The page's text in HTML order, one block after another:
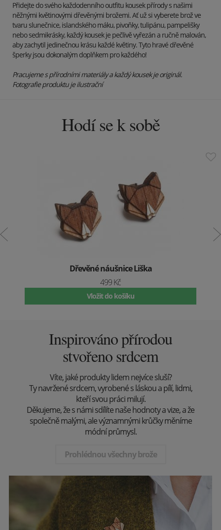
Přidejte do svého každodenního outfitu kousek přírody s našimi
něžnými květinovými dřevěnými brožemi. Ať už si vyberete brož ve
tvaru slunečnice, islandského máku, pivoňky, tulipánu, pampelišky
nebo sedmikrásky, každý kousek je pečlivě vyřezán a ručně malován,
aby zachytil jedinečnou krásu každé květiny. Tyto hravé dřevěné
šperky jsou dokonalým doplňkem pro každého!
Pracujeme s přírodními materiály a každý kousek je originál.
Fotografie produktu je ilustrační
Hodí se k sobě
Dřevěné náušnice Liška
499 Kč
Vložit do košíku
Inspirováno přírodou
stvořeno srdcem
Víte, jaké produkty lidem nejvíce sluší?
Ty navržené srdcem, vyrobené s láskou a pílí, lidmi,
kteří svou práci milují.
Děkujeme, že s námi sdílíte naše hodnoty a vize, a že
společně malými, ale významnými krůčky měníme
módní průmysl.
Prohlédnou všechny brože